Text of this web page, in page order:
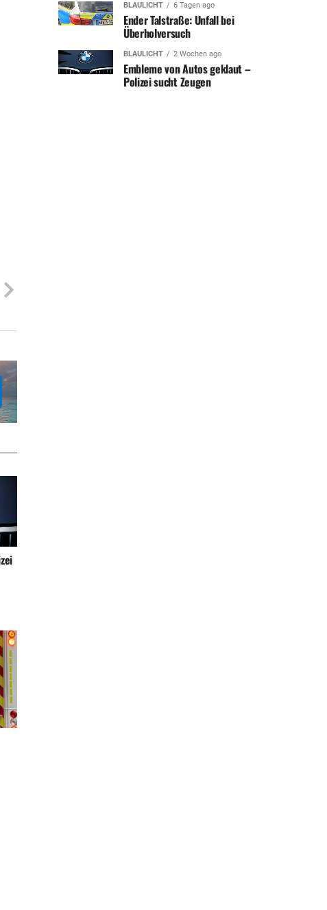
BLAULICHT 6 Tagen ago
Ender Talstraße: Unfall bei
Überholversuch
BLAULICHT 2 Wochen ago
Embleme von Autos geklaut –
Polizei sucht Zeugen